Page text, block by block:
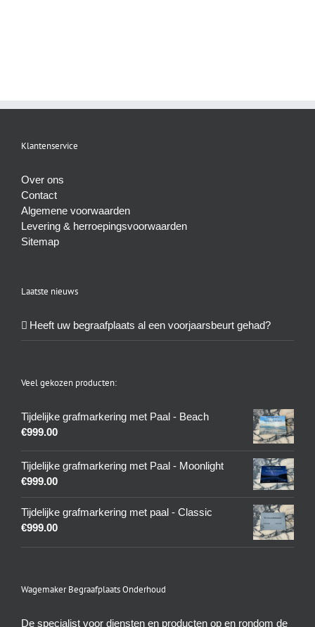
Klantenservice
Over ons
Contact
Algemene voorwaarden
Levering & herroepingsvoorwaarden
Sitemap
Laatste nieuws
Heeft uw begraafplaats al een voorjaarsbeurt gehad?
Veel gekozen producten:
Tijdelijke grafmarkering met Paal - Beach
€999.00
Tijdelijke grafmarkering met Paal - Moonlight
€999.00
Tijdelijke grafmarkering met paal - Classic
€999.00
Wagemaker Begraafplaats Onderhoud
De specialist voor diensten en producten op en rondom de